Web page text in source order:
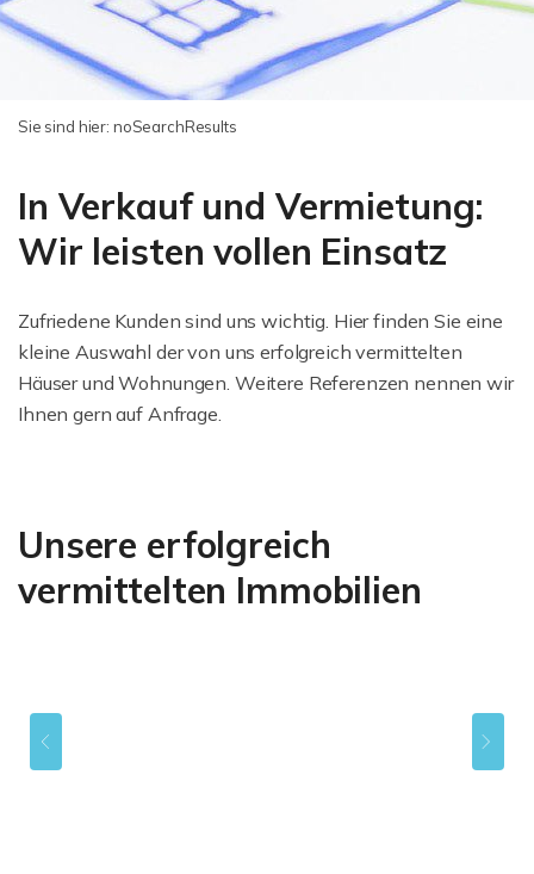
Sie sind hier: noSearchResults
In Verkauf und Vermietung:
Wir leisten vollen Einsatz
Zufriedene Kunden sind uns wichtig. Hier finden Sie eine
kleine Auswahl der von uns erfolgreich vermittelten
Häuser und Wohnungen. Weitere Referenzen nennen wir
Ihnen gern auf Anfrage.
Unsere erfolgreich
vermittelten Immobilien